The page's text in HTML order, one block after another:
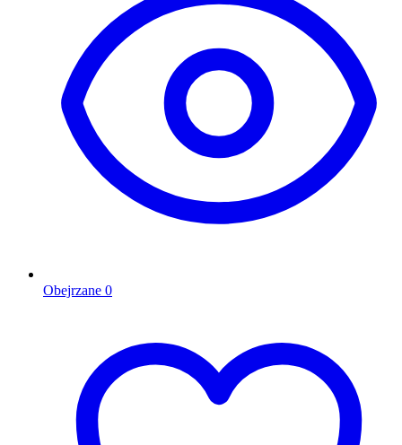
Obejrzane 0